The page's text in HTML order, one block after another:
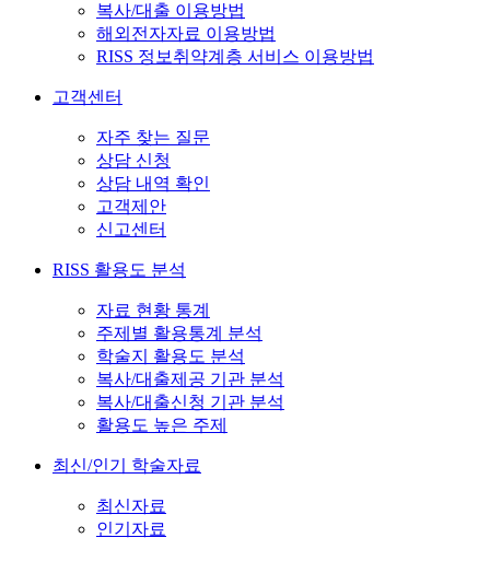
복사/대출 이용방법
해외전자자료 이용방법
RISS 정보취약계층 서비스 이용방법
고객센터
자주 찾는 질문
상담 신청
상담 내역 확인
고객제안
신고센터
RISS 활용도 분석
자료 현황 통계
주제별 활용통계 분석
학술지 활용도 분석
복사/대출제공 기관 분석
복사/대출신청 기관 분석
활용도 높은 주제
최신/인기 학술자료
최신자료
인기자료